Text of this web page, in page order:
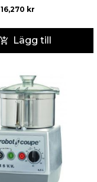
16,270 kr
Lägg till